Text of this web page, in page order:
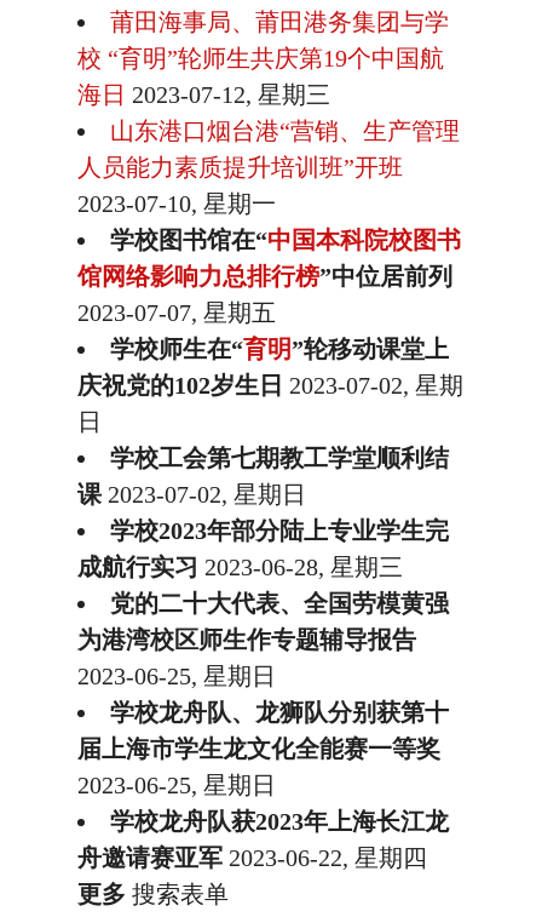
莆田海事局、莆田港务集团与学
校 “育明”轮师生共庆第19个中国航
海日 2023-07-12, 星期三
山东港口烟台港“营销、生产管理
人员能力素质提升培训班”开班
2023-07-10, 星期一
学校图书馆在“中国本科院校图书
馆网络影响力总排行榜”中位居前列
2023-07-07, 星期五
学校师生在“育明”轮移动课堂上
庆祝党的102岁生日 2023-07-02, 星期
日
学校工会第七期教工学堂顺利结
课 2023-07-02, 星期日
学校2023年部分陆上专业学生完
成航行实习 2023-06-28, 星期三
党的二十大代表、全国劳模黄强
为港湾校区师生作专题辅导报告
2023-06-25, 星期日
学校龙舟队、龙狮队分别获第十
届上海市学生龙文化全能赛一等奖
2023-06-25, 星期日
学校龙舟队获2023年上海长江龙
舟邀请赛亚军 2023-06-22, 星期四
更多 搜索表单